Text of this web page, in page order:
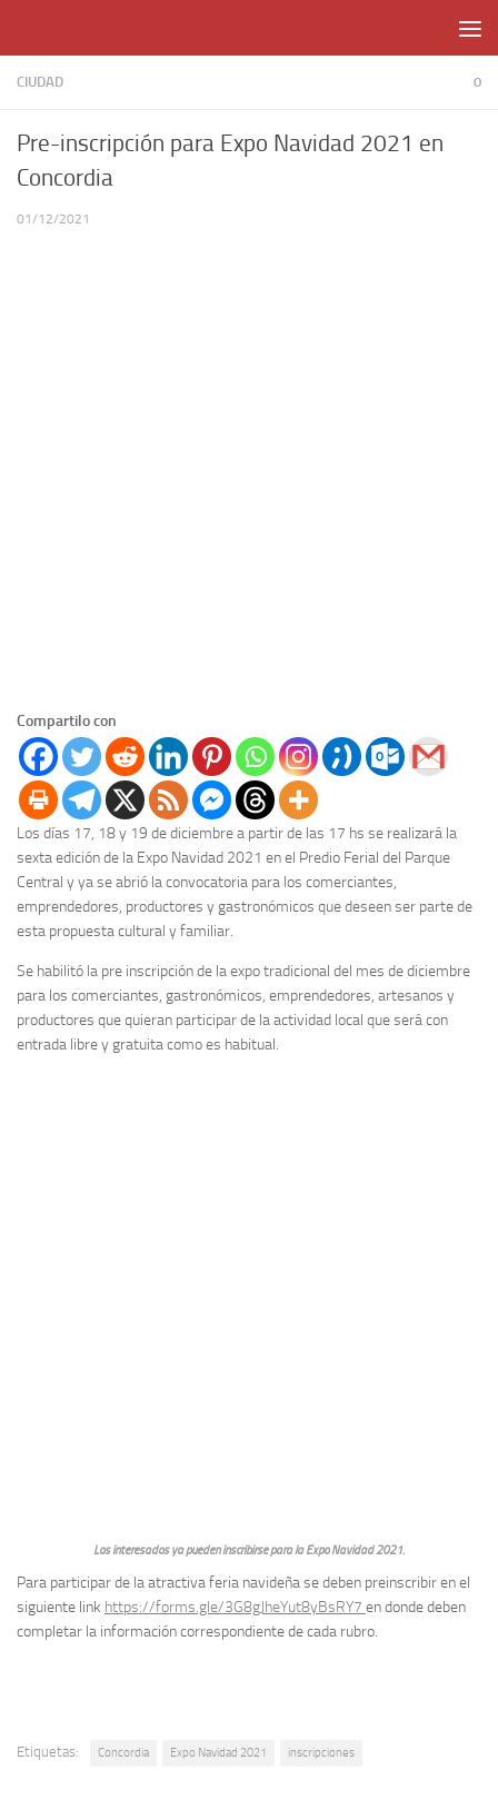
CIUDAD 0
Pre-inscripción para Expo Navidad 2021 en
Concordia
01/12/2021
Compartilo con
Los días 17, 18 y 19 de diciembre a partir de las 17 hs se realizará la
sexta edición de la Expo Navidad 2021 en el Predio Ferial del Parque
Central y ya se abrió la convocatoria para los comerciantes,
emprendedores, productores y gastronómicos que deseen ser parte de
esta propuesta cultural y familiar.
Se habilitó la pre inscripción de la expo tradicional del mes de diciembre
para los comerciantes, gastronómicos, emprendedores, artesanos y
productores que quieran participar de la actividad local que será con
entrada libre y gratuita como es habitual.
Los interesados ya pueden inscribirse para la Expo Navidad 2021.
Para participar de la atractiva feria navideña se deben preinscribir en el
siguiente link https://forms.gle/3G8gJheYut8yBsRY7 en donde deben
completar la información correspondiente de cada rubro.
Etiquetas: Concordia Expo Navidad 2021 inscripciones